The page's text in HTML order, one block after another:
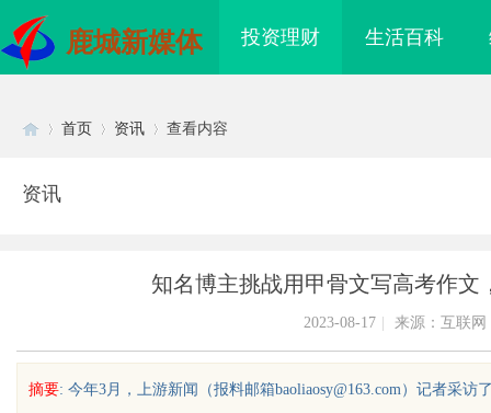
鹿城新媒体 投资理财 生活百科
首页 资讯 查看内容
资讯
知名博主挑战用甲骨文写高考作
2023-08-17 来源：互联网
摘要: 今年3月，上游新闻（报料邮箱baoliaosy@163.com）记者采